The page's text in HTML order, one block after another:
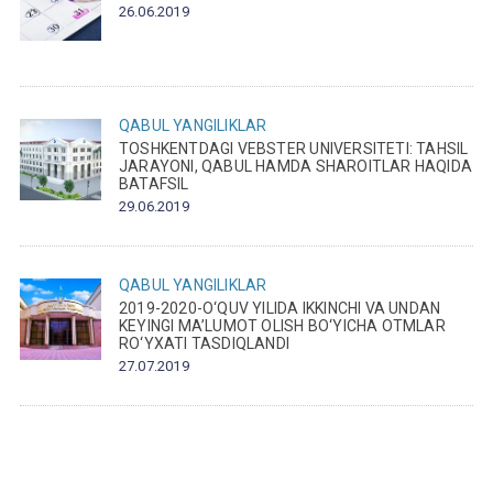
26.06.2019
QABUL YANGILIKLAR
TOSHKENTDAGI VEBSTER UNIVERSITETI: TAHSIL
JARAYONI, QABUL HAMDA SHAROITLAR HAQIDA
BATAFSIL
29.06.2019
QABUL YANGILIKLAR
2019-2020-O‘QUV YILIDA IKKINCHI VA UNDAN
KEYINGI MA’LUMOT OLISH BO‘YICHA OTMLAR
RO‘YXATI TASDIQLANDI
27.07.2019